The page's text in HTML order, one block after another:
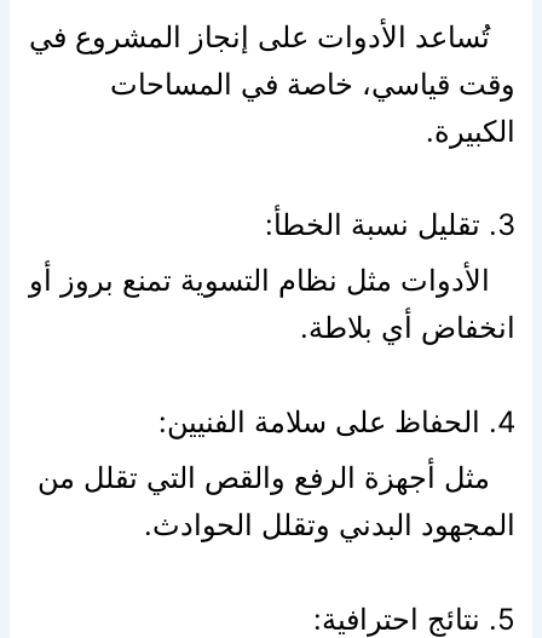
تُساعد الأدوات على إنجاز المشروع في
وقت قياسي، خاصة في المساحات
الكبيرة.
3. تقليل نسبة الخطأ:
الأدوات مثل نظام التسوية تمنع بروز أو
انخفاض أي بلاطة.
4. الحفاظ على سلامة الفنيين:
مثل أجهزة الرفع والقص التي تقلل من
المجهود البدني وتقلل الحوادث.
5. نتائج احترافية: